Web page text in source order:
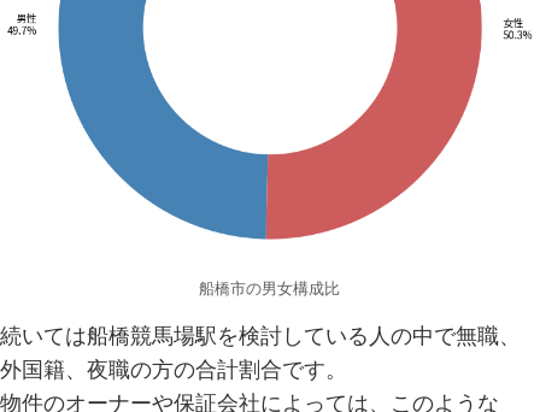
船橋市の男女構成比
続いては船橋競馬場駅を検討している人の中で無職、
外国籍、夜職の方の合計割合です。
物件のオーナーや保証会社によっては、このような